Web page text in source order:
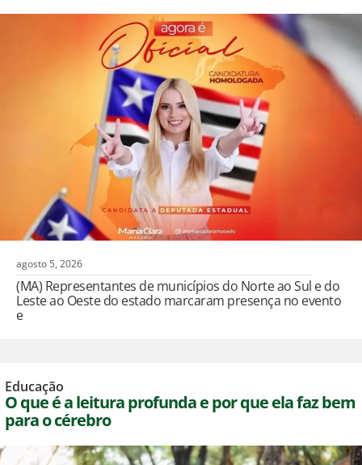
agosto 5, 2026
(MA) Representantes de municípios do Norte ao Sul e do
Leste ao Oeste do estado marcaram presença no evento
e
Educação
O que é a leitura profunda e por que ela faz bem
para o cérebro